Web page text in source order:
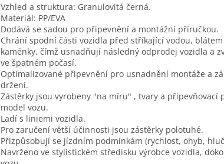
Vzhled a struktura: Granulovitá černá.
Materiál: PP/EVA
Dodává se sadou pro připevnění a montážní příručkou.
Chrání spodní části vozidla před stříkající vodou,
kaménky, čímž usnadňují následný odprodej vozidla a
ve špatném počasí.
Optimalizované připevnění pro usnadnění montáže a
držení.
Zástěrky jsou vyrobeny "na míru" , tvary a připevňovací
model vozu.
Ladí s liniemi vozidla.
Pro zaručení větší účinnosti jsou zástěrky polotuhé.
Přizpůsobují se jízdním podmínkám (rychlost, ohyb,
Navrženo ve stylistickém středisku výrobce vozidla,